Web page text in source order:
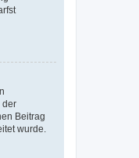
der
Beitrag
wurde.